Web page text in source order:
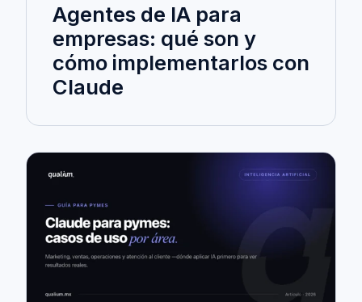
Agentes de IA para
empresas: qué son y
cómo implementarlos con
Claude